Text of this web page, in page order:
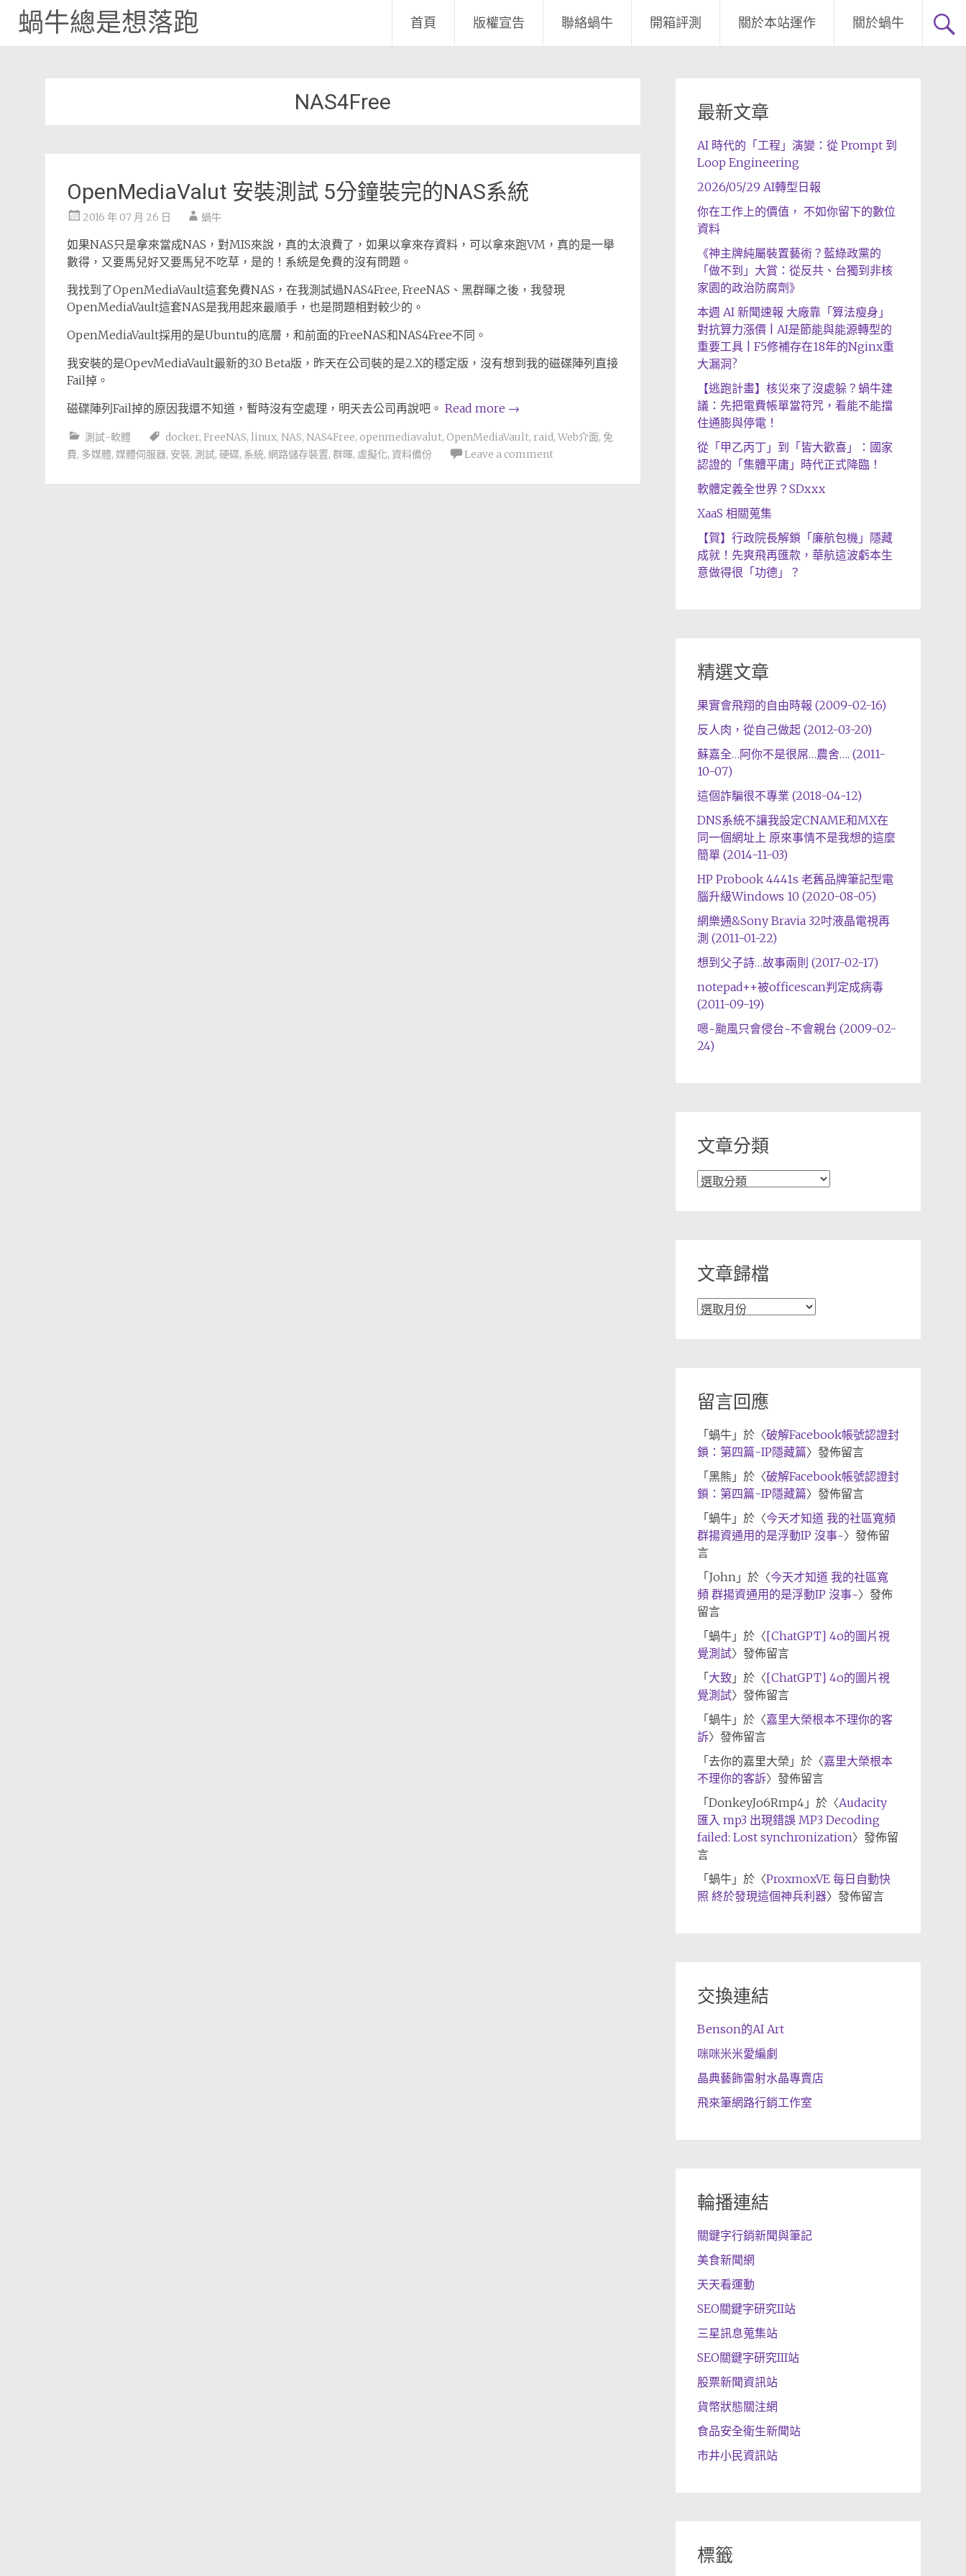
蝸牛總是想落跑 首頁 版權宣告 聯絡蝸牛 開箱評測 關於本站運作 關於蝸牛
NAS4Free
OpenMediaValut 安裝測試 5分鐘裝完的NAS系統
2016 年 07 月 26 日 蝸牛
如果NAS只是拿來當成NAS，對MIS來說，真的太浪費了，如果以拿來存資料，可以拿來跑VM，真的是一舉
數得，又要馬兒好又要馬兒不吃草，是的！系統是免費的沒有問題。
我找到了OpenMediaVault這套免費NAS，在我測試過NAS4Free, FreeNAS、黑群暉之後，我發現
OpenMediaVault這套NAS是我用起來最順手，也是問題相對較少的。
OpenMediaVault採用的是Ubuntu的底層，和前面的FreeNAS和NAS4Free不同。
我安裝的是OpevMediaVault最新的3.0 Beta版，昨天在公司裝的是2.X的穩定版，沒有想到我的磁碟陣列直接
Fail掉。
磁碟陣列Fail掉的原因我還不知道，暫時沒有空處理，明天去公司再說吧。 Read more →
測試-軟體 docker, FreeNAS, linux, NAS, NAS4Free, openmediavalut, OpenMediaVault, raid, Web介面, 免
費, 多媒體, 媒體伺服器, 安裝, 測試, 硬碟, 系統, 網路儲存裝置, 群暉, 虛擬化, 資料備份 Leave a comment
最新文章
AI 時代的「工程」演變：從 Prompt 到
Loop Engineering
2026/05/29 AI轉型日報
你在工作上的價值， 不如你留下的數位
資料
《神主牌純屬裝置藝術？藍綠政黨的
「做不到」大賞：從反共、台獨到非核
家園的政治防腐劑》
本週 AI 新聞速報 大廠靠「算法瘦身」
對抗算力漲價 | AI是節能與能源轉型的
重要工具 | F5修補存在18年的Nginx重
大漏洞?
【逃跑計畫】核災來了沒處躲？蝸牛建
議：先把電費帳單當符咒，看能不能擋
住通膨與停電！
從「甲乙丙丁」到「皆大歡喜」：國家
認證的「集體平庸」時代正式降臨！
軟體定義全世界？SDxxx
XaaS 相關蒐集
【賀】行政院長解鎖「廉航包機」隱藏
成就！先爽飛再匯款，華航這波虧本生
意做得很「功德」？
精選文章
果實會飛翔的自由時報 (2009-02-16)
反人肉，從自己做起 (2012-03-20)
蘇嘉全…阿你不是很屌…農舍…. (2011-
10-07)
這個詐騙很不專業 (2018-04-12)
DNS系統不讓我設定CNAME和MX在
同一個網址上 原來事情不是我想的這麼
簡單 (2014-11-03)
HP Probook 4441s 老舊品牌筆記型電
腦升級Windows 10 (2020-08-05)
網樂通&Sony Bravia 32吋液晶電視再
測 (2011-01-22)
想到父子詩…故事兩則 (2017-02-17)
notepad++被officescan判定成病毒
(2011-09-19)
嗯~颱風只會侵台~不會親台 (2009-02-
24)
文章分類
文
文章歸檔
文
留言回應
「 蝸牛」於〈破解Facebook帳號認證封
鎖：第四篇-IP隱藏篇〉發佈留言
「 黑熊 」於〈破解Facebook帳號認證封
鎖：第四篇-IP隱藏篇〉發佈留言
「 蝸牛」於〈今天才知道 我的社區寬頻
群揚資通用的是浮動IP 沒事~〉發佈留
言
「 John」於〈今天才知道 我的社區寬
頻 群揚資通用的是浮動IP 沒事~〉發佈
留言
「 蝸牛」於〈[ChatGPT] 4o的圖片視
覺測試〉發佈留言
「 大致 」於〈[ChatGPT] 4o的圖片視
覺測試〉發佈留言
「 蝸牛」於〈嘉里大榮根本不理你的客
訴〉發佈留言
「 去你的嘉里大榮 」於〈嘉里大榮根本
不理你的客訴〉發佈留言
「 DonkeyJo6Rmp4」於〈Audacity
匯入 mp3 出現錯誤 MP3 Decoding
failed: Lost synchronization〉發佈留
言
「 蝸牛」於〈ProxmoxVE 每日自動快
照 終於發現這個神兵利器〉發佈留言
交換連結
Benson的AI Art
咪咪米米愛編劇
晶典藝飾雷射水晶專賣店
飛來筆網路行銷工作室
輪播連結
關鍵字行銷新聞與筆記
美食新聞網
天天看運動
SEO關鍵字研究II站
三星訊息蒐集站
SEO關鍵字研究III站
股票新聞資訊站
貨幣狀態關注網
食品安全衛生新聞站
市井小民資訊站
標籤